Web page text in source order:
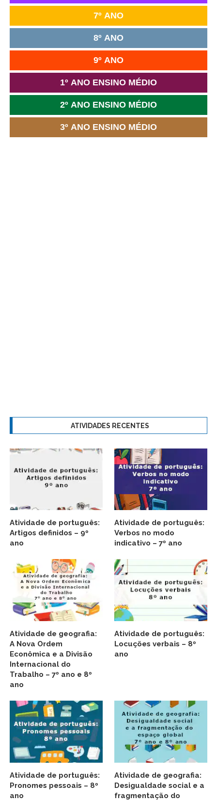
7º ANO
8º ANO
9º ANO
1º ANO ENSINO MÉDIO
2º ANO ENSINO MÉDIO
3º ANO ENSINO MÉDIO
ATIVIDADES RECENTES
Atividade de português:
Artigos definidos – 9º
ano
Atividade de português:
Verbos no modo
indicativo – 7º ano
Atividade de geografia:
A Nova Ordem
Econômica e a Divisão
Internacional do
Trabalho – 7º ano e 8º
ano
Atividade de português:
Locuções verbais – 8º
ano
Atividade de português:
Pronomes pessoais – 8º
ano
Atividade de geografia:
Desigualdade social e a
fragmentação do